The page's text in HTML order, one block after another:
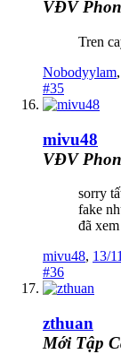
VĐV
Tren
Nobodyylam,
#35
mivu48
VĐV
sorry
fake
đã
mivu48, 13/
#36
zthuan
Mới Tập